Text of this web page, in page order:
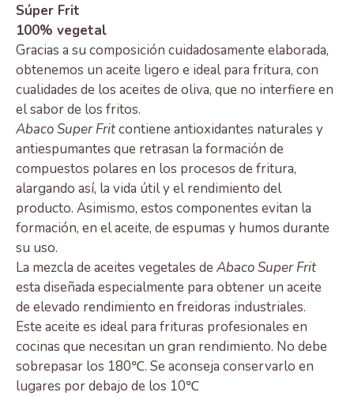
Súper Frit
100% vegetal
Gracias a su composición cuidadosamente elaborada,
obtenemos un aceite ligero e ideal para fritura, con
cualidades de los aceites de oliva, que no interfiere en
el sabor de los fritos.
Abaco Super Fritcontiene antioxidantes naturales y
antiespumantes que retrasan la formación de
compuestos polares en los procesos de fritura,
alargando así, la vida útil y el rendimiento del
producto. Asimismo, estos componentes evitan la
formación, en el aceite, de espumas y humos durante
su uso.
La mezcla de aceites vegetales de Abaco Super Frit
esta diseñada especialmente para obtener un aceite
de elevado rendimiento en freidoras industriales.
Este aceite es ideal para frituras profesionales en
cocinas que necesitan un gran rendimiento. No debe
sobrepasar los 180℃. Se aconseja conservarlo en
lugares por debajo de los 10℃